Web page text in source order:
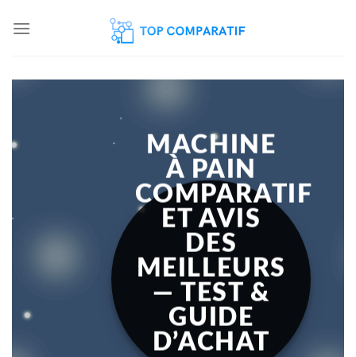
MACHINE
À PAIN
COMPARATIF
ET AVIS
DES
MEILLEURS
— TEST &
GUIDE
D’ACHAT